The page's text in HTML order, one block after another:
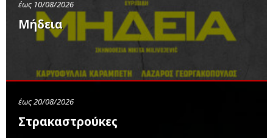
έως 10/08/2026
Μήδεια
έως 20/08/2026
Στρακαστρούκες